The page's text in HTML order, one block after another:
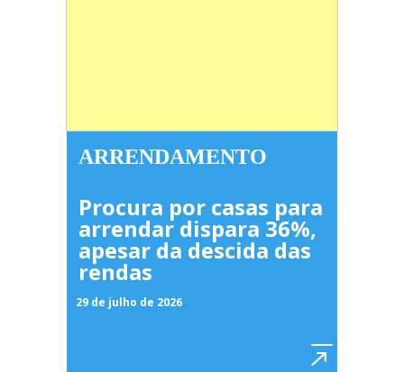
ARRENDAMENTO
Procura por casas para
arrendar dispara 36%,
apesar da descida das
rendas
29 de julho de 2026